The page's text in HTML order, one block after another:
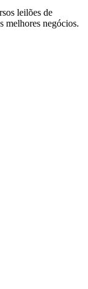
leilões de
melhores negócios.